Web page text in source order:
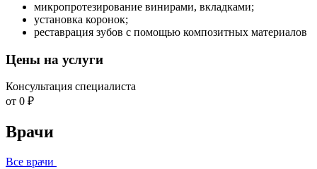
микропротезирование винирами, вкладками;
установка коронок;
реставрация зубов с помощью композитных материалов
Цены на услуги
Консультация специалиста
от 0 ₽
Врачи
Все врачи